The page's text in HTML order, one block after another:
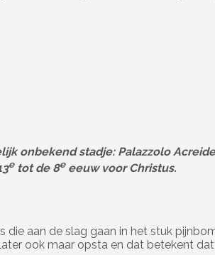
onbekend stadje: Palazzolo
etot de 8eeeuw voor Christus.
aan de slag gaan in het stuk
ook maar opsta en dat betekent